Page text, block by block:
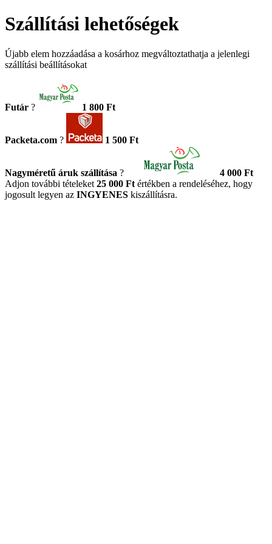
Szállítási lehetőségek
Újabb elem hozzáadása a kosárhoz megváltoztathatja a jelenlegi
szállítási beállításokat
Futár ? 1 800 Ft
Packeta.com ? 1 500 Ft
Nagyméretű áruk szállítása ?
4 000 Ft
Adjon további tételeket 25 000 Ft értékben a rendeléséhez, hogy
jogosult legyen az INGYENES kiszállításra.